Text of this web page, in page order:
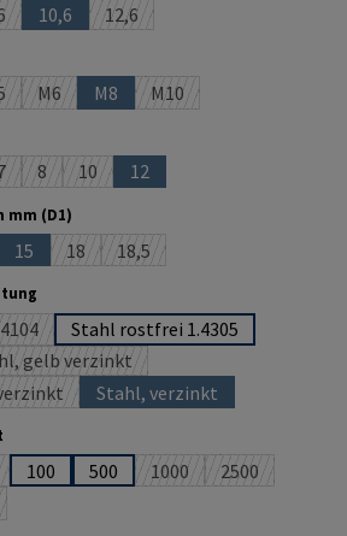
nicht verfügbar.)
ist zurzeit nicht verfügbar.)
Option ist zurzeit nicht verfügbar.)
10,6(Diese Option ist zurzeit nicht
12,6(Diese Option ist zurzeit nicht
zurzeit nicht verfügbar.)
ist zurzeit nicht verfügbar.)
Option ist zurzeit nicht verfügbar.)
M6(Diese Option ist zurzeit nicht verfügbar.)
M8(Diese Option ist zurzeit nicht
M10(Diese Option ist zurzeit
nicht verfügbar.)
ist zurzeit nicht verfügbar.)
Option ist zurzeit nicht verfügbar.)
8(Diese Option ist zurzeit nicht verfügbar.)
10(Diese Option ist zurzeit nicht
12(Diese Option ist zurzeit
mm (D1)
nicht verfügbar.)
ist zurzeit nicht verfügbar.)
Option ist zurzeit nicht verfügbar.)
15(Diese Option ist zurzeit nicht verfügbar.)
18(Diese Option ist zurzeit nicht
18,5(Diese Option ist zurzeit
Option ist zurzeit nicht verfügbar.)
Stahl rostfrei 1.4305
ist zurzeit nicht verfügbar.)
gelb verzinkt
(Diese Option ist zurzeit nicht verfügbar.)
Option ist zurzeit nicht verfügbar.)
Stahl, verzinkt(Diese Option ist zurzeit
nicht verfügbar.)
ist zurzeit nicht verfügbar.)
Option ist zurzeit nicht verfügbar.)
100 500 1000(Diese Option ist
2500(Diese Option
Option ist zurzeit nicht verfügbar.)